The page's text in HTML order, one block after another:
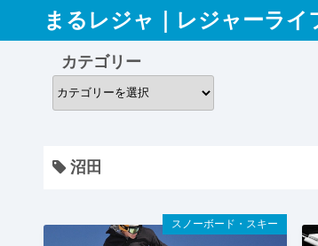
まるレジャ｜レジャーラ
カテゴリー
カ
テ
ー
沼田
スノーボード・スキー